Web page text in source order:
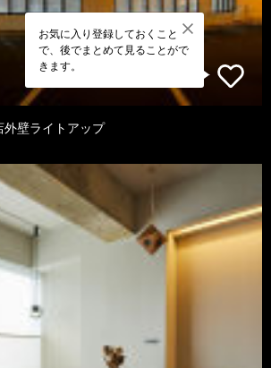
お気に入り登録しておくこと
で、後でまとめて見ることがで
きます。
壁ライトアップ